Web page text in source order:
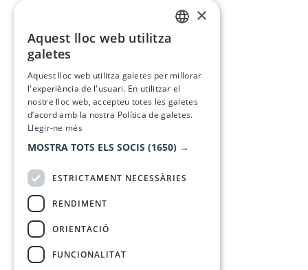
×
Aquest lloc web utilitza
galetes
Aquest lloc web utilitza galetes per millorar
l'experiència de l'usuari. En utilitzar el
nostre lloc web, accepteu totes les galetes
d’acord amb la nostra Política de galetes.
Llegir-ne més
MOSTRA TOTS ELS SOCIS (1650) →
ESTRICTAMENT NECESSÀRIES
RENDIMENT
ORIENTACIÓ
FUNCIONALITAT